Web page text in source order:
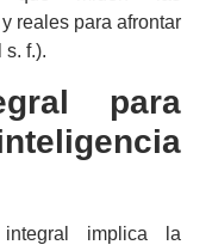
reales para afrontar
f.).
para
implica la